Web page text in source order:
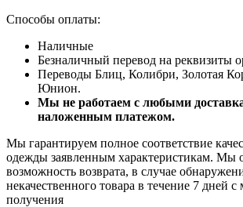
Способы оплаты:
Наличные
Безналичный перевод на реквизиты
Переводы Блиц, Колибри, Золотая
Юнион.
Мы не работаем с любыми
наложенным платежом.
Мы гарантируем полное соответствие
одежды заявленным характеристикам. Мы
возможность возврата, в случае
некачественного товара в течение 7 дней с
получения